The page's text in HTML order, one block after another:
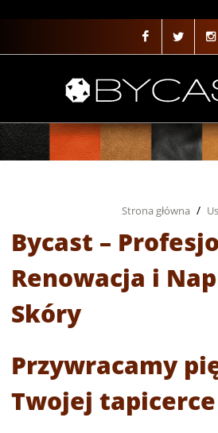
Strona główna
Bycast –
Renowacja i
Skóry
Przywracamy
Twojej